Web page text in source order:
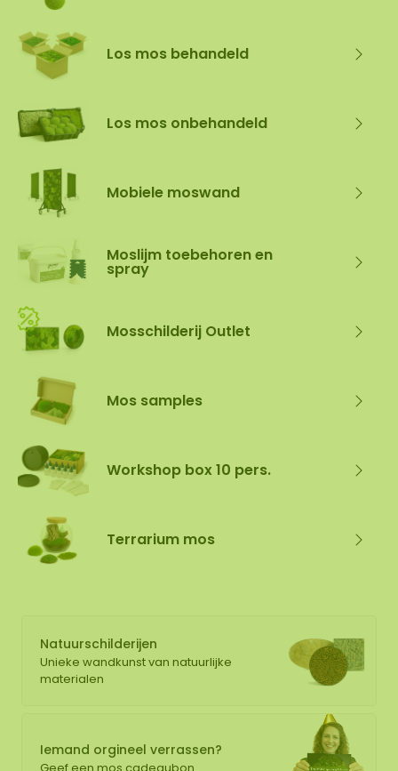
Los mos behandeld
Los mos onbehandeld
Mobiele moswand
Moslijm toebehoren en
spray
Mosschilderij Outlet
Mos samples
Workshop box 10 pers.
Terrarium mos
Natuurschilderijen
Unieke wandkunst van natuurlijke
materialen
Iemand orgineel verrassen?